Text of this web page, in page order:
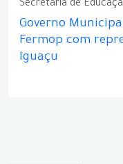
Secretaria de
Governo
Fermop com
Iguaçu